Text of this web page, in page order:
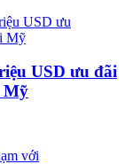
USD ưu đãi
Mỹ